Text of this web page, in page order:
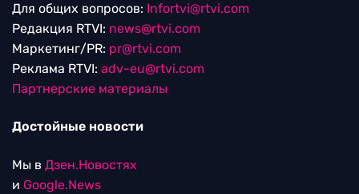
Для общих вопросов: Infortvi@rtvi.com
Редакция RTVI: news@rtvi.com
Маркетинг/PR: pr@rtvi.com
Реклама RTVI: adv-eu@rtvi.com
Партнерские материалы
Достойные новости
Мы в Дзен.Новостях
и Google.News